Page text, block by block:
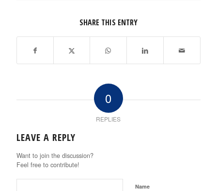
SHARE THIS ENTRY
0
REPLIES
LEAVE A REPLY
Want to join the discussion?
Feel free to contribute!
Name